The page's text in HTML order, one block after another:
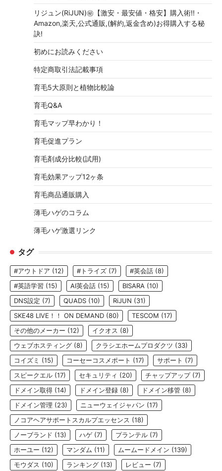
リジュン(RiJUN)㊙【激安・最安値・格安】購入術!!・
Amazon,楽天,公式通販,(解約,返金含め)お得購入する秘
訣!
初めにお読みください
特定商取引法記載事項
育毛5大原則と植物比較論
育毛Q&A
育毛マップ早わかり！
育毛促進プラン
育毛剤成分比較(試用)
育毛効果アップ12ヶ条
育毛商品通販購入
薄毛ハゲのコラム
薄毛ハゲ激選リンク
タグ
#アウトドア (12) #トライズ (7) #英会話 (8)
#英語学習 (15) AI英会話 (15) BISARA (10)
DNS設定 (7) QUADS (10) RiJUN (31)
SKE48 LIVE！！ ON DEMAND (80) TESCOM (17)
その他のメーカー (12) イクオス (8)
ウェブホスティング (8) クラシエホームプロダクツ (33)
コイズミ (15) コーセーコスメポート (17) サポート (7)
スピークエル (17) セキュリティ (20) チャップアップ(7)
ドメイン取得 (14) ドメイン登録 (8) ドメイン移管 (8)
ドメイン管理 (23) ニューウェイジャパン (17)
ノコアヘアサポートスカルプエッセンス (18)
ノーブランド (13) ハゲ (7) プランテル (7)
ホーユー (12) マンダム (11) ムームードメイン (139)
モウダス (10) ランキング (13) レビュー (7)